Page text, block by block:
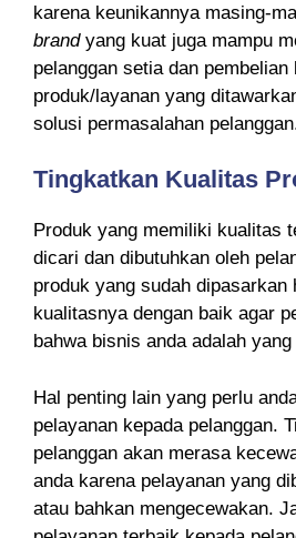
karena keunikannya masing-
brand yang kuat juga mampu
pelanggan setia dan pembelian
produk/layanan yang
solusi permasalahan
Tingkatkan Kualitas
Produk yang memiliki kualitas
dicari dan dibutuhkan oleh
produk yang sudah dipasarkan
kualitasnya dengan baik agar
bahwa bisnis anda adalah
Hal penting lain yang perlu
pelayanan kepada pelanggan.
pelanggan akan merasa
anda karena pelayanan yang
atau bahkan mengecewakan.